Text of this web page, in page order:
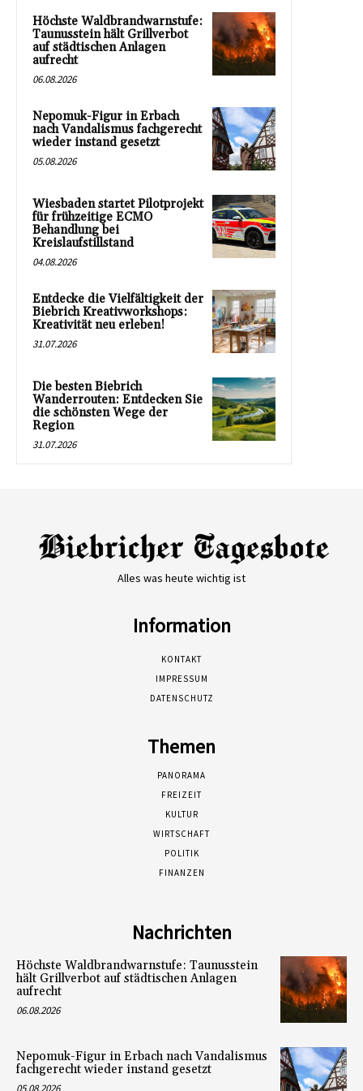
Höchste Waldbrandwarnstufe:
Taunusstein hält Grillverbot
auf städtischen Anlagen
aufrecht
06.08.2026
Nepomuk-Figur in Erbach
nach Vandalismus fachgerecht
wieder instand gesetzt
05.08.2026
Wiesbaden startet Pilotprojekt
für frühzeitige ECMO
Behandlung bei
Kreislaufstillstand
04.08.2026
Entdecke die Vielfältigkeit der
Biebrich Kreativworkshops:
Kreativität neu erleben!
31.07.2026
Die besten Biebrich
Wanderrouten: Entdecken Sie
die schönsten Wege der
Region
31.07.2026
Alles was heute wichtig ist
Information
KONTAKT
IMPRESSUM
DATENSCHUTZ
Themen
PANORAMA
FREIZEIT
KULTUR
WIRTSCHAFT
POLITIK
FINANZEN
Nachrichten
Höchste Waldbrandwarnstufe: Taunusstein
hält Grillverbot auf städtischen Anlagen
aufrecht
06.08.2026
Nepomuk-Figur in Erbach nach Vandalismus
fachgerecht wieder instand gesetzt
05.08.2026